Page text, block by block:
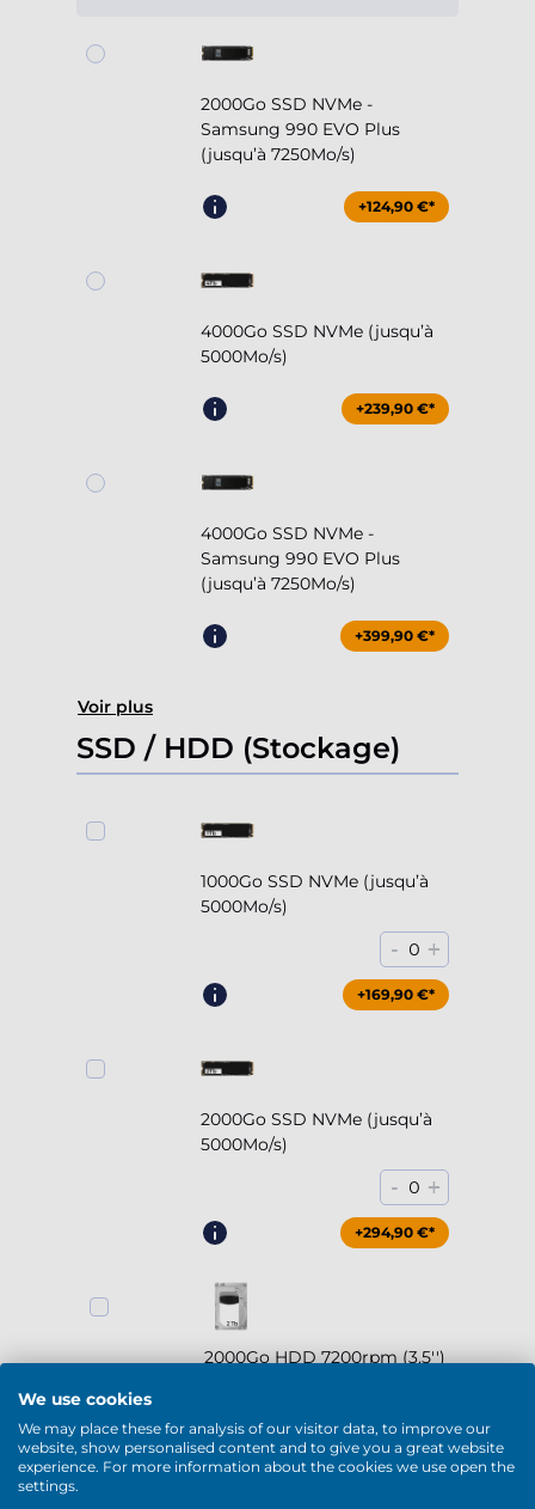
2000Go SSD NVMe -
Samsung 990 EVO Plus
(jusqu’à 7250Mo/s)
+124,90 €*
4000Go SSD NVMe (jusqu’à
5000Mo/s)
+239,90 €*
4000Go SSD NVMe -
Samsung 990 EVO Plus
(jusqu’à 7250Mo/s)
+399,90 €*
Voir plus
SSD / HDD (Stockage)
1000Go SSD NVMe (jusqu’à
5000Mo/s)
- 0 +
+169,90 €*
2000Go SSD NVMe (jusqu’à
5000Mo/s)
- 0 +
+294,90 €*
2000Go HDD 7200rpm (3.5'')
+169,90 €*
We use cookies
We may place these for analysis of our visitor data, to improve our
website, show personalised content and to give you a great website
experience. For more information about the cookies we use open the
settings.